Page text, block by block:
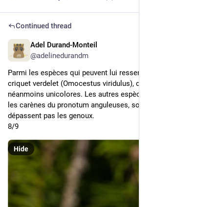
Continued thread
Adel Durand-Monteil
@adelinedurandm
Parmi les espèces qui peuvent lui ressembler on peut citer le
criquet verdelet (Omocestus viridulus), dont les palpes sont
néanmoins unicolores. Les autres espèces du genre ont soit
les carènes du pronotum anguleuses, soit les élytres qui ne
dépassent pas les genoux.
8/9
Hide